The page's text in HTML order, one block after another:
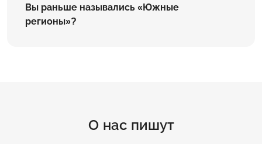
Вы раньше назывались «Южные
регионы»?
О нас пишут